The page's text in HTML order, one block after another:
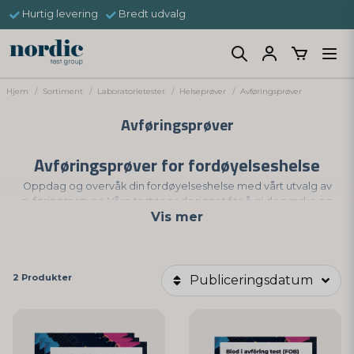
Hurtig levering Bredt udvalg
Hjem Sortiment Laboratorietester Helseprøver Avføringsprøver
Avføringsprøver
Avføringsprøver for fordøyelseshelse
Oppdag og overvåk din fordøyelseshelse med vårt utvalg av
avføringsprøver. Våre tester er designet for å gi deg raske og
pålitelige resultater, noe som gjør det mulig for deg å identifisere og
: Vår raske FOB (fekal okkult
blod) test lar deg enkelt og raskt screene for
tilstedeværelsen av okkult blødning i tarmen, noe som
inkludert tykktarmskreft.
Vis mer
2 Produkter Publiceringsdatum